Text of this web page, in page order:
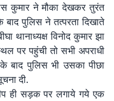
कुमार ने मौका देखकर तुरंत
पुलिस ने तत्परता दिखाते
थानाध्यक्ष विनोद कुमार झा
पर पहुंची तो सभी अपराधी
बाद पुलिस भी उसका पीछा
दी.
ही सड़क पर लगाये गये एक